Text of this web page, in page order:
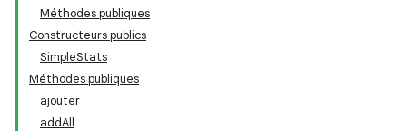
Méthodes publiques
Constructeurs publics
SimpleStats
Méthodes publiques
ajouter
addAll